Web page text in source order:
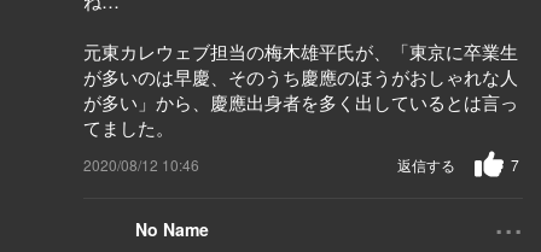
元東カレウェブ担当の梅木雄平氏が、「東京に卒業生
が多いのは早慶、そのうち慶應のほうがおしゃれな人
が多い」から、慶應出身者を多く出しているとは言っ
てました。
2020/08/12 10:46 7
返信する
No Name ...